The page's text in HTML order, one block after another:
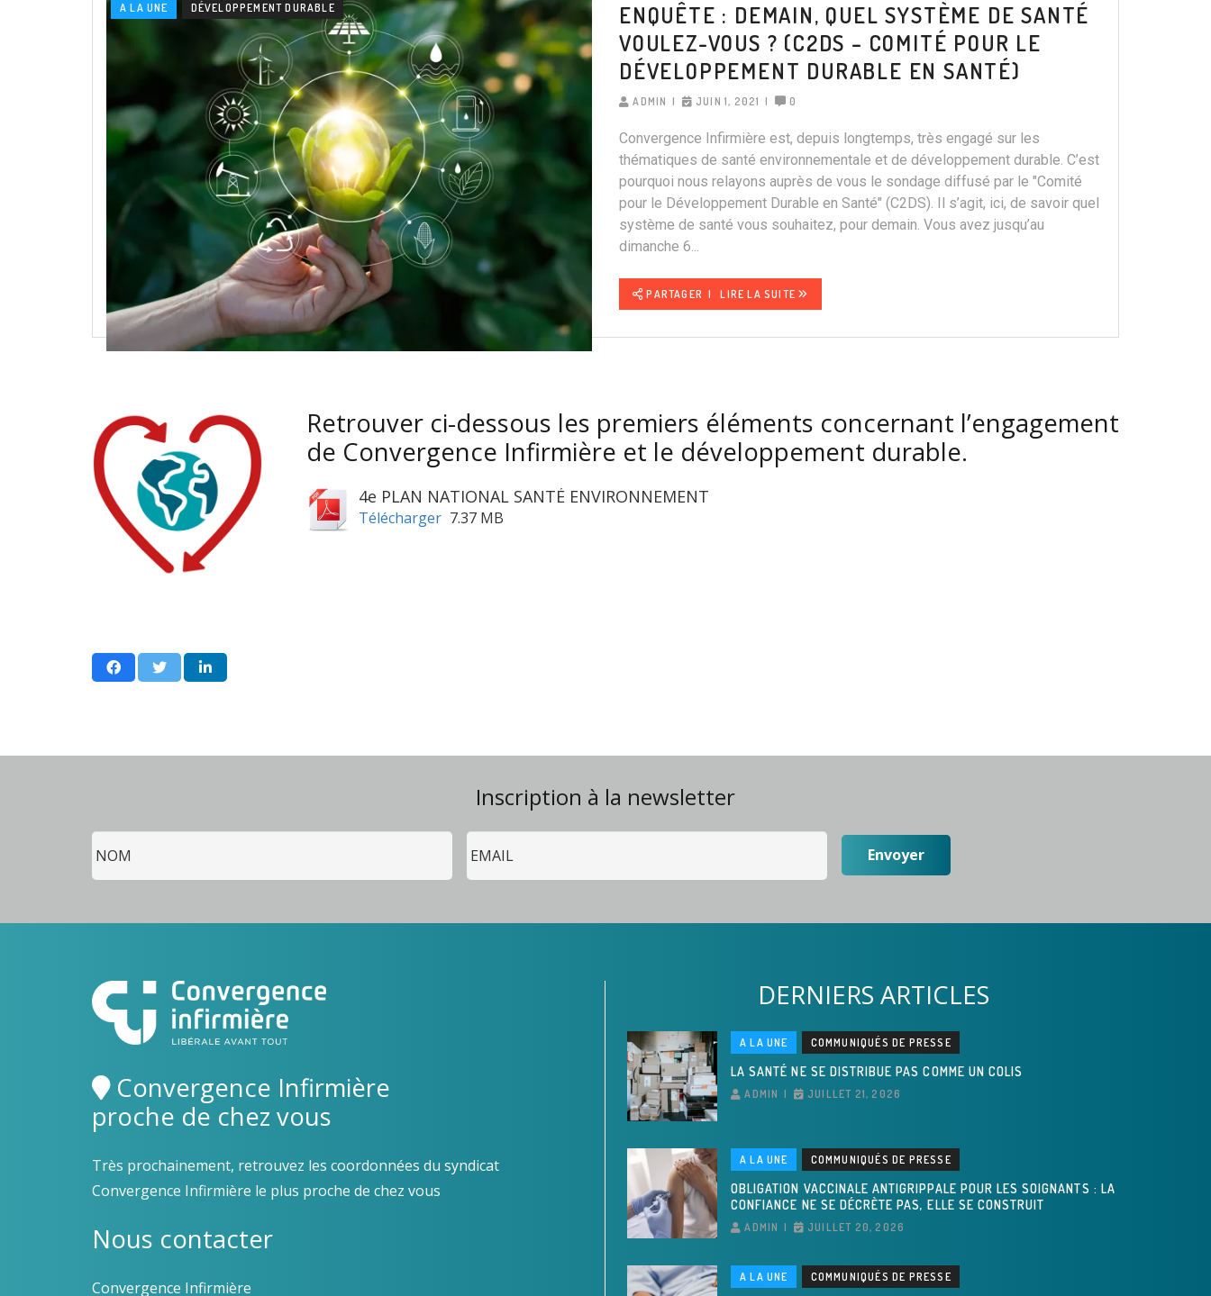
A LA UNE DÉVELOPPEMENT DURABLE
ENQUÊTE : DEMAIN, QUEL SYSTÈME DE SANTÉ
VOULEZ-VOUS ? (C2DS – COMITÉ POUR LE
DÉVELOPPEMENT DURABLE EN SANTÉ)
ADMIN JUIN 1, 2021 0
Convergence Infirmière est, depuis longtemps, très engagé sur les
thématiques de santé environnementale et de développement durable. C’est
pourquoi nous relayons auprès de vous le sondage diffusé par le ″Comité
pour le Développement Durable en Santé″ (C2DS). Il s’agit, ici, de savoir quel
système de santé vous souhaitez, pour demain. Vous avez jusqu’au
dimanche 6...
PARTAGER LIRE LA SUITE
Retrouver ci-dessous les premiers éléments concernant l’engagement
de Convergence Infirmière et le développement durable.
4e PLAN NATIONAL SANTÉ ENVIRONNEMENT
Télécharger 7.37 MB
Inscription à la newsletter
Nom Email
Convergence Infirmière
proche de chez vous
Très prochainement, retrouvez les coordonnées du syndicat
Convergence Infirmière le plus proche de chez vous
Nous contacter
Convergence Infirmière
DERNIERS ARTICLES
A LA UNE COMMUNIQUÉS DE PRESSE
LA SANTÉ NE SE DISTRIBUE PAS COMME UN COLIS
ADMIN JUILLET 21, 2026
A LA UNE COMMUNIQUÉS DE PRESSE
OBLIGATION VACCINALE ANTIGRIPPALE POUR LES SOIGNANTS : LA
CONFIANCE NE SE DÉCRÈTE PAS, ELLE SE CONSTRUIT
ADMIN JUILLET 20, 2026
A LA UNE COMMUNIQUÉS DE PRESSE